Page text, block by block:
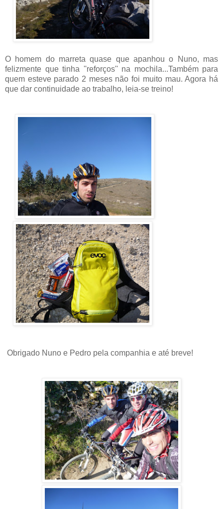
O homem do marreta quase que apanhou o Nuno, mas
felizmente que tinha ''reforços'' na mochila...Também para
quem esteve parado 2 meses não foi muito mau. Agora há
que dar continuidade ao trabalho, leia-se treino!
Obrigado Nuno e Pedro pela companhia e até breve!